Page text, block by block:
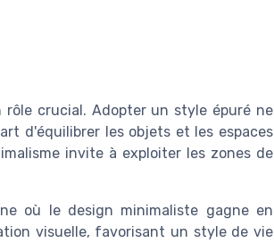
crucial. Adopter un style épuré ne
d'équilibrer les objets et les espaces
invite à exploiter les zones de
où le design minimaliste gagne en
visuelle, favorisant un style de vie